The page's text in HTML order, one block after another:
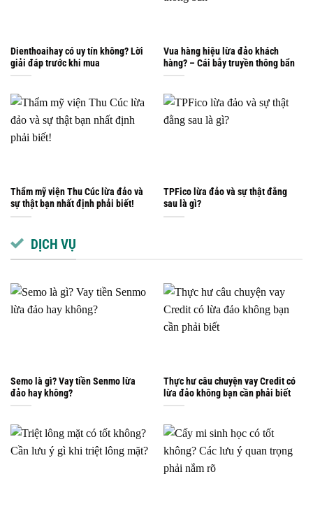
Dienthoaihay có uy tín không? Lời
giải đáp trước khi mua
Vua hàng hiệu lừa đảo khách
hàng? – Cái bẫy truyền thông bẩn
Thẩm mỹ viện Thu Cúc lừa đảo và
sự thật bạn nhất định phải biết!
TPFico lừa đảo và sự thật đằng
sau là gì?
DỊCH VỤ
Semo là gì? Vay tiền Senmo lừa
đảo hay không?
Thực hư câu chuyện vay Credit có
lừa đảo không bạn cần phải biết